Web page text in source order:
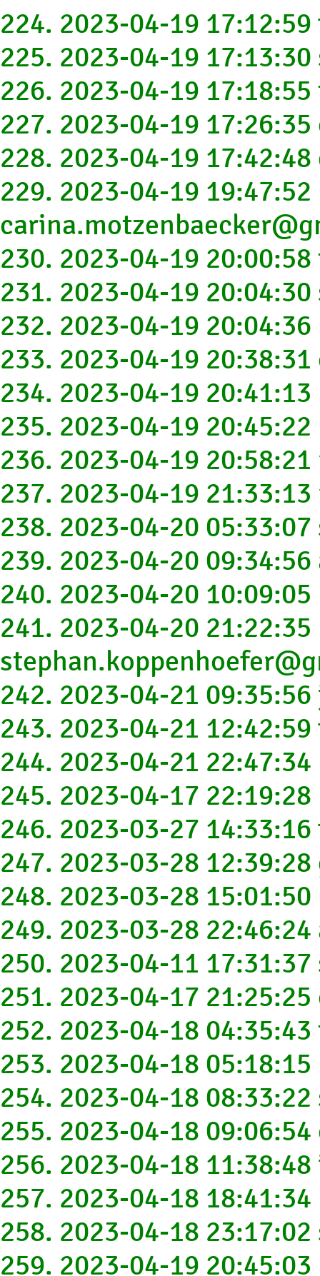
224. 2023-04-19
225. 2023-04-19
226. 2023-04-19
227. 2023-04-19
228. 2023-04-19
229. 2023-04-19 19:47:52
230. 2023-04-19
231. 2023-04-19
232. 2023-04-19
233. 2023-04-19
234. 2023-04-19
235. 2023-04-19
236. 2023-04-19
237. 2023-04-19
238. 2023-04-20 05:33:07
239. 2023-04-20
240. 2023-04-20
241. 2023-04-20 21:22:35
242. 2023-04-21
243. 2023-04-21
244. 2023-04-21
245. 2023-04-17
246. 2023-03-27
247. 2023-03-28
248. 2023-03-28
249. 2023-03-28
250. 2023-04-11
251. 2023-04-17
252. 2023-04-18
253. 2023-04-18
254. 2023-04-18
255. 2023-04-18
256. 2023-04-18
257. 2023-04-18
258. 2023-04-18
259. 2023-04-19